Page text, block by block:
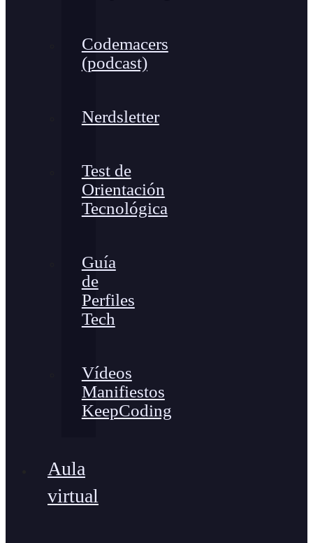
Codemacers
(podcast)
Nerdsletter
Test de
Orientación
Tecnológica
Guía
de
Perfiles
Tech
Vídeos
Manifiestos
KeepCoding
Aula
virtual